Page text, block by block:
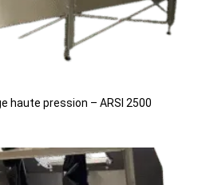
haute pression – ARSI 2500